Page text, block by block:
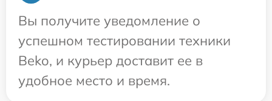
Вы получите уведомление о
успешном тестировании техники
Beko, и курьер доставит ее в
удобное место и время.